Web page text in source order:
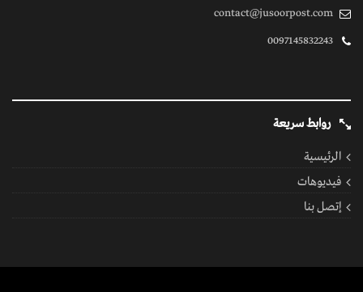
contact@jusoorpost.com
0097145832243
روابط سريعة
الرئيسية
فيديوهات
إتصل بنا